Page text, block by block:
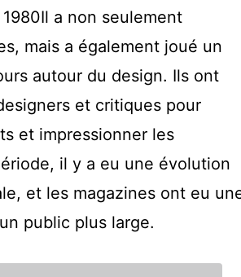
a non seulement
mais a également joué un
autour du design. Ils ont
et critiques pour
et impressionner les
il y a eu une évolution
et les magazines ont eu
public plus large.